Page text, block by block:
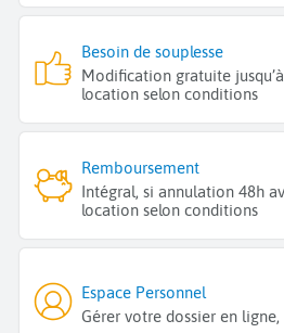
Besoin de souplesse
Modification gratuite
location selon conditions
Remboursement
Intégral, si annulation 48h
location selon conditions
Espace Personnel
Gérer votre dossier en ligne,